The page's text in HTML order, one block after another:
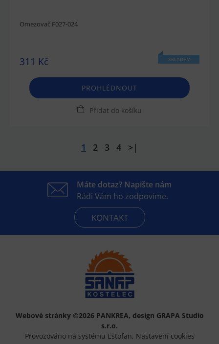
Omezovač F027-024
311 Kč SKLADEM
PROHLÉDNOUT
Přidat do košíku
1 2 3 4 >|
Máte dotaz? Napište nám
Rádi Vám ho zodpovíme.
KONTAKT
Webové stránky ©2026 PANKREA, design GRAPA Studio
s.r.o.
Provozováno na systému Estofan, Nastavení cookies